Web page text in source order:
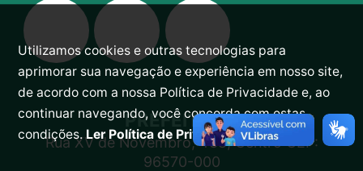
PREFEITURA
Rua XV de Novembro, 438, Centro CEP:
96570-000
Utilizamos cookies e outras tecnologias para
aprimorar sua navegação e experiência em nosso site,
de acordo com a nossa Política de Privacidade e, ao
continuar navegando, você concorda com estas
condições.Ler Política de Privacidade.